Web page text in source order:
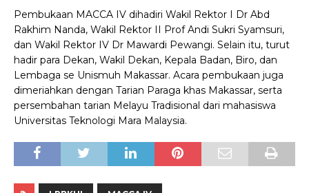
Pembukaan MACCA IV dihadiri Wakil Rektor I Dr Abd
Rakhim Nanda, Wakil Rektor II Prof Andi Sukri Syamsuri,
dan Wakil Rektor IV Dr Mawardi Pewangi. Selain itu, turut
hadir para Dekan, Wakil Dekan, Kepala Badan, Biro, dan
Lembaga se Unismuh Makassar. Acara pembukaan juga
dimeriahkan dengan Tarian Paraga khas Makassar, serta
persembahan tarian Melayu Tradisional dari mahasiswa
Universitas Teknologi Mara Malaysia.